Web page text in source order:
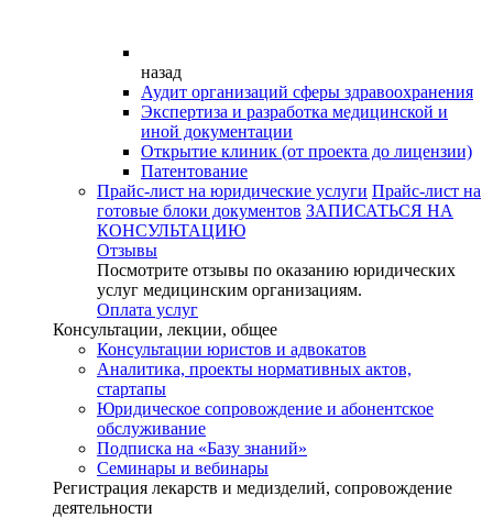
назад
Аудит организаций сферы здравоохранения
Экспертиза и разработка медицинской и
иной документации
Открытие клиник (от проекта до лицензии)
Патентование
Прайс-лист на юридические услуги Прайс-лист на
готовые блоки документов ЗАПИСАТЬСЯ НА
КОНСУЛЬТАЦИЮ
Отзывы
Посмотрите отзывы по оказанию юридических
услуг медицинским организациям.
Оплата услуг
Консультации, лекции, общее
Консультации юристов и адвокатов
Аналитика, проекты нормативных актов,
стартапы
Юридическое сопровождение и абонентское
обслуживание
Подписка на «Базу знаний»
Семинары и вебинары
Регистрация лекарств и медизделий, сопровождение
деятельности